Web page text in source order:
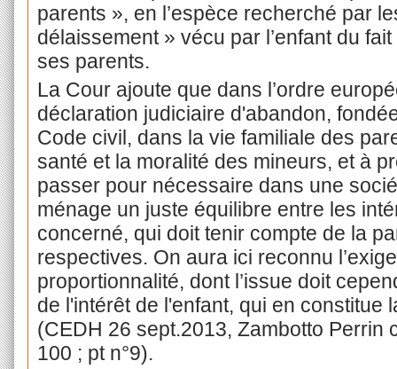
parents », en l’espèce recherché par
délaissement » vécu par l’enfant du
ses parents.
La Cour ajoute que dans l’ordre
déclaration judiciaire d'abandon,
Code civil, dans la vie familiale des
santé et la moralité des mineurs, et à
passer pour nécessaire dans une
ménage un juste équilibre entre les
concerné, qui doit tenir compte de la
respectives. On aura ici reconnu
proportionnalité, dont l’issue doit
de l'intérêt de l'enfant, qui en constitue
(CEDH 26 sept.2013, Zambotto Perrin
100 ; pt n°9).